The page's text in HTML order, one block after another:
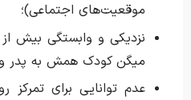
موقعیت‌های اجتماعی)؛
نزدیکی و وابستگی بیش
میگن کودک همش به پدر
عدم توانایی برای